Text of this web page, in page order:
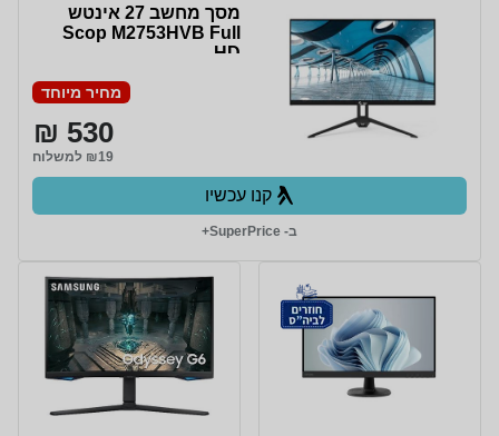
מסך מחשב 27 אינטש
Scop M2753HVB Full
HD
מחיר מיוחד
530 ₪
₪19 למשלוח
קנו עכשיו
ב- SuperPrice+